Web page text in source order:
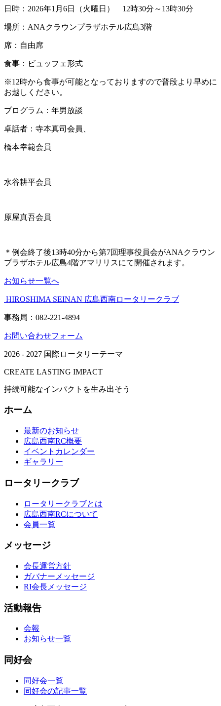
日時：2026年1月6日（火曜日） 12時30分～13時30分
場所：ANAクラウンプラザホテル広島3階
席：自由席
食事：ビュッフェ形式
※12時から食事が可能となっておりますので普段より早めに
お越しください。
プログラム：年男放談
卓話者：寺本真司会員、
橋本幸範会員
水谷耕平会員
原屋真吾会員
＊例会終了後13時40分から第7回理事役員会がANAクラウン
プラザホテル広島4階アマリリスにて開催されます。
お知らせ一覧へ
HIROSHIMA SEINAN 広島西南ロータリークラブ
事務局：082-221-4894
お問い合わせフォーム
2026 - 2027 国際ロータリーテーマ
CREATE LASTING IMPACT
持続可能なインパクトを生み出そう
ホーム
最新のお知らせ
広島西南RC概要
イベントカレンダー
ギャラリー
ロータリークラブ
ロータリークラブとは
広島西南RCについて
会員一覧
メッセージ
会長運営方針
ガバナーメッセージ
RI会長メッセージ
活動報告
会報
お知らせ一覧
同好会
同好会一覧
同好会の記事一覧